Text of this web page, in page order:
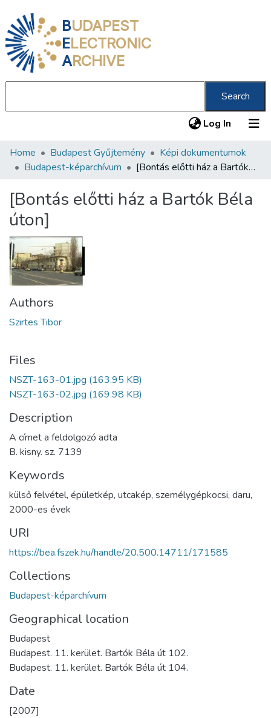
BUDAPEST
ELECTRONIC
ARCHIVE
Search
Log In (current)
Communities & Collections
Statistics
About us
Home Budapest Gyűjtemény
Képi dokumentumok
Budapest-képarchívum
[Bontás előtti ház a Bartók Béla úton]
[Bontás előtti ház a Bartók Béla
úton]
Authors
Szirtes Tibor
Files
NSZT-163-01.jpg (163.95 KB)
NSZT-163-02.jpg (169.98 KB)
Description
A címet a feldolgozó adta
B. kisny. sz. 7139
Keywords
külső felvétel, épületkép, utcakép, személygépkocsi, daru,
2000-es évek
URI
https://bea.fszek.hu/handle/20.500.14711/171585
Collections
Budapest-képarchívum
Geographical location
Budapest
Budapest. 11. kerület. Bartók Béla út 102.
Budapest. 11. kerület. Bartók Béla út 104.
Date
[2007]